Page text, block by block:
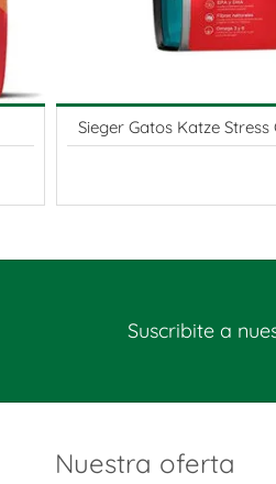
Sieger Gatos Katze
Suscribite a
Nuestra oferta